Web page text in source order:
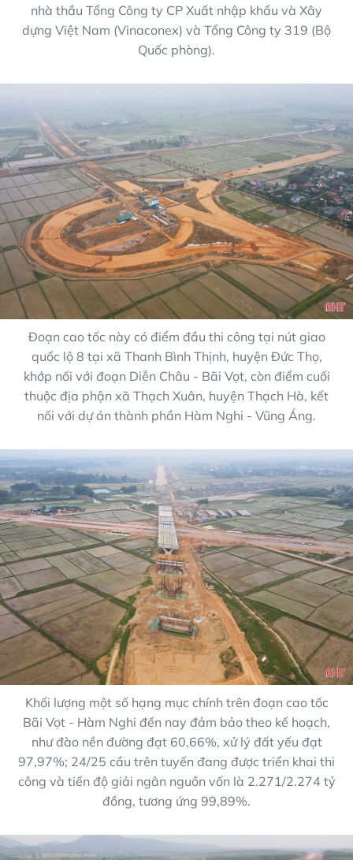
nhà thầu Tổng Công ty CP Xuất nhập khẩu và Xây
dựng Việt Nam (Vinaconex) và Tổng Công ty 319 (Bộ
Quốc phòng).
Đoạn cao tốc này có điểm đầu thi công tại nút giao
quốc lộ 8 tại xã Thanh Bình Thịnh, huyện Đức Thọ,
khớp nối với đoạn Diễn Châu - Bãi Vọt, còn điểm cuối
thuộc địa phận xã Thạch Xuân, huyện Thạch Hà, kết
nối với dự án thành phần Hàm Nghi - Vũng Áng.
Khối lượng một số hạng mục chính trên đoạn cao tốc
Bãi Vọt - Hàm Nghi đến nay đảm bảo theo kế hoạch,
như đào nền đường đạt 60,66%, xử lý đất yếu đạt
97,97%; 24/25 cầu trên tuyến đang được triển khai thi
công và tiến độ giải ngân nguồn vốn là 2.271/2.274 tỷ
đồng, tương ứng 99,89%.